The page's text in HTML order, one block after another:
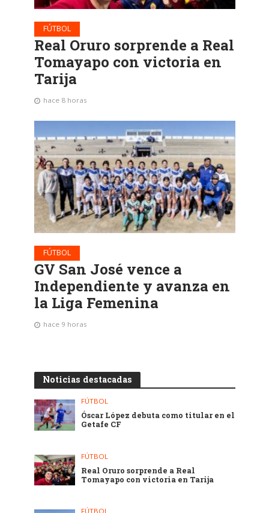
FÚTBOL
Real Oruro sorprende a Real
Tomayapo con victoria en
Tarija
hace 8 horas
FÚTBOL
GV San José vence a
Independiente y avanza en
la Liga Femenina
hace 9 horas
Noticias destacadas
FÚTBOL
Óscar López debuta como titular en el
Getafe CF
FÚTBOL
Real Oruro sorprende a Real
Tomayapo con victoria en Tarija
FÚTBOL